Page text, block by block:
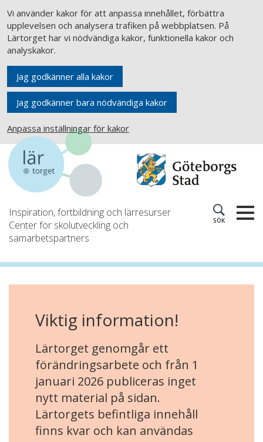
Vi använder kakor för att anpassa innehållet, förbättra
upplevelsen och analysera trafiken på webbplatsen. På
Lärtorget har vi nödvändiga kakor, funktionella kakor och
analyskakor.
Jag godkänner alla kakor
Jag godkänner bara nödvändiga kakor
Anpassa inställningar för kakor
Inspiration, fortbildning och lärresurser
Center för skolutveckling och
samarbetspartners
SÖK
Viktig information!
Lärtorget genomgår ett
förändringsarbete och från 1
januari 2026 publiceras inget
nytt material på sidan.
Lärtorgets befintliga innehåll
finns kvar och kan användas